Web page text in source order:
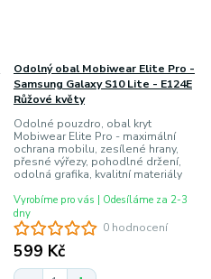
0 hodnocení
Odolný obal Mobiwear Elite Pro -
Samsung Galaxy S10 Lite - E124E
Růžové květy
Odolné pouzdro, obal kryt
Mobiwear Elite Pro - maximální
ochrana mobilu, zesílené hrany,
přesné výřezy, pohodlné držení,
odolná grafika, kvalitní materiály
599 Kč
Vyrobíme pro vás | Odesíláme za 2-3
dny